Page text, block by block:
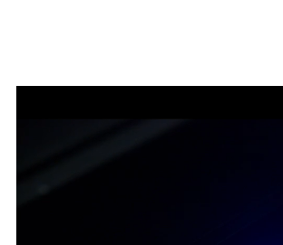
ProMotion Lighting